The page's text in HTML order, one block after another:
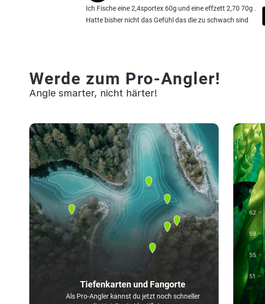
Ich Fische eine 2,4sportex 60g und eine effzett 2,70 70g .
Hatte bisher nicht das Gefühl das die zu schwach sind
Werde zum Pro-Angler!
Angle smarter, nicht härter!
Tiefenkarten und Fangorte
Als Pro-Angler kannst du jetzt noch schneller